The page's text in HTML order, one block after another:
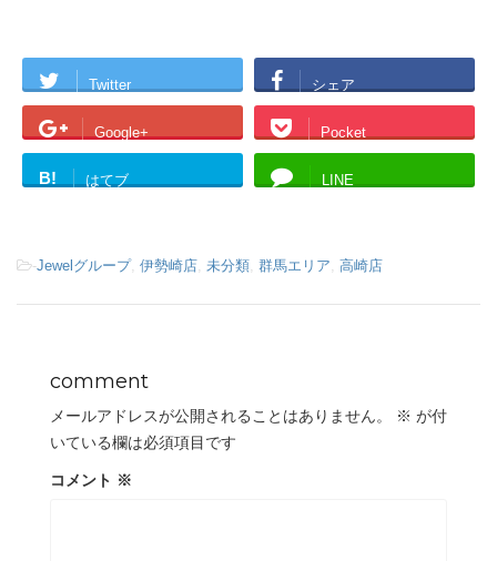
Twitter シェア
Google+ Pocket
B! はてブ LINE
-Jewelグループ, 伊勢崎店, 未分類, 群馬エリア, 高崎店
comment
メールアドレスが公開されることはありません。 ※ が付
いている欄は必須項目です
コメント ※